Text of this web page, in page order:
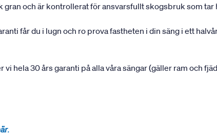
gran och är kontrollerat för ansvarsfullt skogsbruk som
får du i lugn och ro prova fastheten i din säng i ett
hela 30 års garanti på alla våra sängar (gäller ram och
.